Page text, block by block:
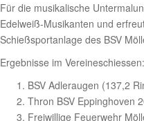
Für die musikalische
Edelweiß-Musikanten und
Schießsportanlage des BSV
Ergebnisse im Vereineschiessen:
BSV Adleraugen (137,2
Thron BSV Eppinghoven
Freiwillige Feuerwehr